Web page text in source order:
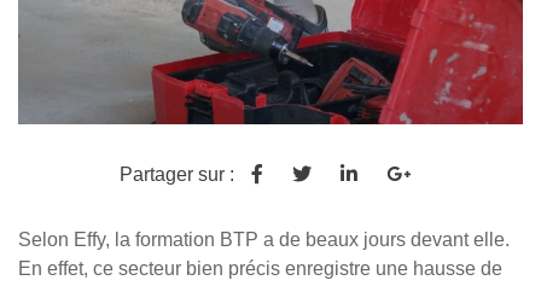
Partager sur :
Selon Effy, la formation BTP a de beaux jours devant elle.
En effet, ce secteur bien précis enregistre une hausse de